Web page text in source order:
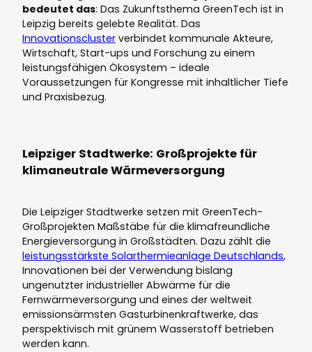
bedeutet das: Das Zukunftsthema GreenTech ist in
Leipzig bereits gelebte Realität. Das
Innovationscluster verbindet kommunale Akteure,
Wirtschaft, Start-ups und Forschung zu einem
leistungsfähigen Ökosystem – ideale
Voraussetzungen für Kongresse mit inhaltlicher Tiefe
und Praxisbezug.
Leipziger Stadtwerke: Großprojekte für
klimaneutrale Wärmeversorgung
Die Leipziger Stadtwerke setzen mit GreenTech-
Großprojekten Maßstäbe für die klimafreundliche
Energieversorgung in Großstädten. Dazu zählt die
leistungsstärkste Solarthermieanlage Deutschlands,
Innovationen bei der Verwendung bislang
ungenutzter industrieller Abwärme für die
Fernwärmeversorgung und eines der weltweit
emissionsärmsten Gasturbinenkraftwerke, das
perspektivisch mit grünem Wasserstoff betrieben
werden kann.